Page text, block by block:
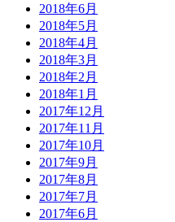
2018年6月
2018年5月
2018年4月
2018年3月
2018年2月
2018年1月
2017年12月
2017年11月
2017年10月
2017年9月
2017年8月
2017年7月
2017年6月